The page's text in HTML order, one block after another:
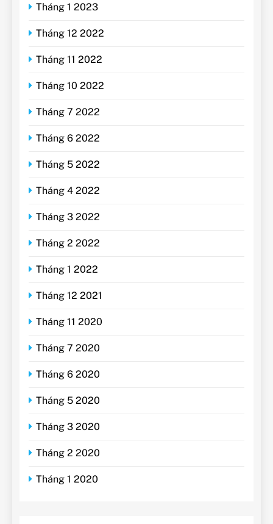
Tháng 1 2023
Tháng 12 2022
Tháng 11 2022
Tháng 10 2022
Tháng 7 2022
Tháng 6 2022
Tháng 5 2022
Tháng 4 2022
Tháng 3 2022
Tháng 2 2022
Tháng 1 2022
Tháng 12 2021
Tháng 11 2020
Tháng 7 2020
Tháng 6 2020
Tháng 5 2020
Tháng 3 2020
Tháng 2 2020
Tháng 1 2020